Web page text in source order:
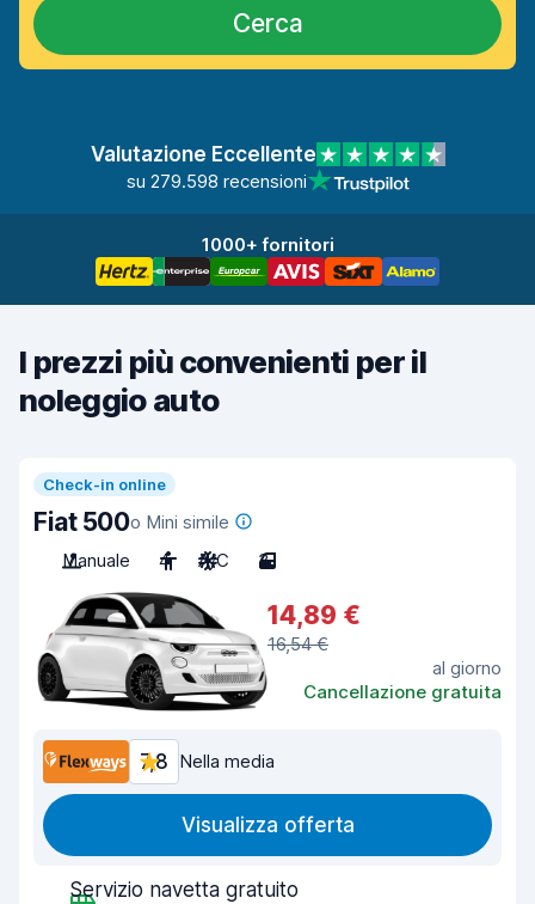
Cerca
Valutazione Eccellente
su 279.598 recensioni
1000+ fornitori
I prezzi più convenienti per il
noleggio auto
Check-in online
Fiat 500o Mini simile
Manuale
4 A/C 3
14,89 €
16,54 €
al giorno
Cancellazione gratuita
7,8 Nella media
Visualizza offerta
Servizio navetta gratuito